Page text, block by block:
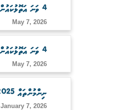
4 ވަނަ އަތޮޅުކައުންސިލްގެ 160 ވަނަ ބައްދަލުވުމުގެ ނިންމުންތައް
May 7, 2026
4 ވަނަ އަތޮޅުކައުންސިލްގެ 165 ވަނަ ބައްދަލުވުމުގެ ނިންމުންތައް
May 7, 2026
ނިންމުންތައް 2025
January 7, 2026